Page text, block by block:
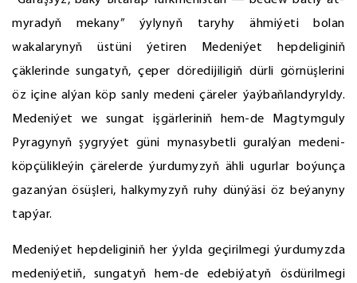
myradyň mekany” ýylynyň taryhy ähmiýeti bolan
wakalarynyň üstüni ýetiren Medeniýet hepdeliginiň
çäklerinde sungatyň, çeper döredijiligiň dürli görnüşlerini
öz içine alýan köp sanly medeni çäreler ýaýbaňlandyryldy.
Medeniýet we sungat işgärleriniň hem-de Magtymguly
Pyragynyň şygryýet güni mynasybetli guralýan medeni-
köpçülikleýin çärelerde ýurdumyzyň ähli ugurlar boýunça
gazanýan ösüşleri, halkymyzyň ruhy dünýäsi öz beýanyny
tapýar.
Medeniýet hepdeliginiň her ýylda geçirilmegi ýurdumyzda
medeniýetiň, sungatyň hem-de edebiýatyň ösdürilmegi